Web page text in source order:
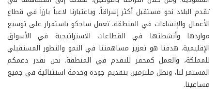
تقدم البلاد نحو مستقبل أكثر إشراقاً. وباعتبارنا لاعباً بارزاً في قطاع
الأعمال والإنشاءات في المنطقة، تعمل ساجكو باستمرار على توسيع
مواردها وأنشطتها في القطاعات الاستراتيجية في الأسواق
الإقليمية. هدفنا هو تعزيز مساهمتنا في النمو والتطور المستقبلي
للمملكة، والعمل كمحفز للتقدم في المنطقة. نحن نقدر دعمكم
المستمر لنا، ونظل ملتزمين بتقديم جودة وخدمة استثنائية في جميع
مساعينا.